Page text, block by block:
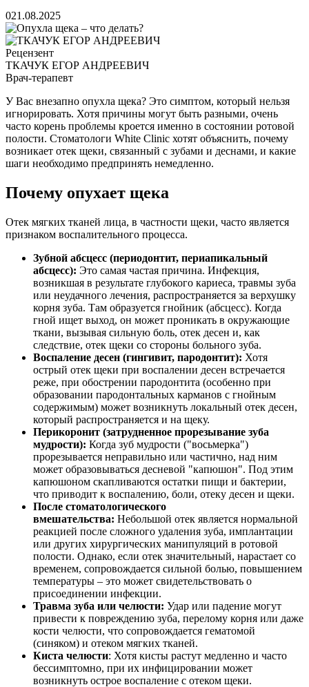
021.08.2025
Рецензент
ТКАЧУК ЕГОР АНДРЕЕВИЧ
Врач-терапевт
У Вас внезапно опухла щека? Это симптом, который нельзя
игнорировать. Хотя причины могут быть разными, очень
часто корень проблемы кроется именно в состоянии ротовой
полости. Стоматологи White Clinic хотят объяснить, почему
возникает отек щеки, связанный с зубами и деснами, и какие
шаги необходимо предпринять немедленно.
Почему опухает щека
Отек мягких тканей лица, в частности щеки, часто является
признаком воспалительного процесса.
Зубной абсцесс (периодонтит, периапикальный
абсцесс): Это самая частая причина. Инфекция,
возникшая в результате глубокого кариеса, травмы зуба
или неудачного лечения, распространяется за верхушку
корня зуба. Там образуется гнойник (абсцесс). Когда
гной ищет выход, он может проникать в окружающие
ткани, вызывая сильную боль, отек десен и, как
следствие, отек щеки со стороны больного зуба.
Воспаление десен (гингивит, пародонтит): Хотя
острый отек щеки при воспалении десен встречается
реже, при обострении пародонтита (особенно при
образовании пародонтальных карманов с гнойным
содержимым) может возникнуть локальный отек десен,
который распространяется и на щеку.
Перикоронит (затрудненное прорезывание зуба
мудрости): Когда зуб мудрости ("восьмерка")
прорезывается неправильно или частично, над ним
может образовываться десневой "капюшон". Под этим
капюшоном скапливаются остатки пищи и бактерии,
что приводит к воспалению, боли, отеку десен и щеки.
После стоматологического
вмешательства: Небольшой отек является нормальной
реакцией после сложного удаления зуба, имплантации
или других хирургических манипуляций в ротовой
полости. Однако, если отек значительный, нарастает со
временем, сопровождается сильной болью, повышением
температуры – это может свидетельствовать о
присоединении инфекции.
Травма зуба или челюсти: Удар или падение могут
привести к повреждению зуба, перелому корня или даже
кости челюсти, что сопровождается гематомой
(синяком) и отеком мягких тканей.
Киста челюсти: Хотя кисты растут медленно и часто
бессимптомно, при их инфицировании может
возникнуть острое воспаление с отеком щеки.